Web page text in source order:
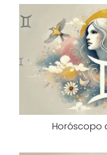
Horóscopo